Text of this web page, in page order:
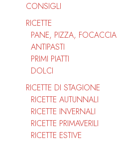
CONSIGLI
RICETTE
PANE, PIZZA, FOCACCIA
ANTIPASTI
PRIMI PIATTI
DOLCI
RICETTE DI STAGIONE
RICETTE AUTUNNALI
RICETTE INVERNALI
RICETTE PRIMAVERILI
RICETTE ESTIVE